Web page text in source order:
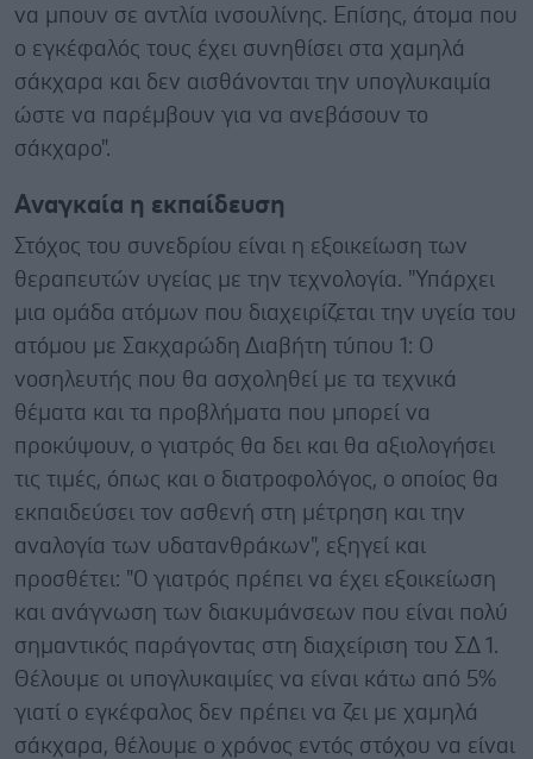
να μπουν σε αντλία ινσουλίνης. Επίσης, άτομα που
ο εγκέφαλός τους έχει συνηθίσει στα χαμηλά
σάκχαρα και δεν αισθάνονται την υπογλυκαιμία
ώστε να παρέμβουν για να ανεβάσουν το
σάκχαρο".
Αναγκαία η εκπαίδευση
Στόχος του συνεδρίου είναι η εξοικείωση των
θεραπευτών υγείας με την τεχνολογία. "Υπάρχει
μια ομάδα ατόμων που διαχειρίζεται την υγεία του
ατόμου με Σακχαρώδη Διαβήτη τύπου 1: Ο
νοσηλευτής που θα ασχοληθεί με τα τεχνικά
θέματα και τα προβλήματα που μπορεί να
προκύψουν, ο γιατρός θα δει και θα αξιολογήσει
τις τιμές, όπως και ο διατροφολόγος, ο οποίος θα
εκπαιδεύσει τον ασθενή στη μέτρηση και την
αναλογία των υδατανθράκων", εξηγεί και
προσθέτει: "Ο γιατρός πρέπει να έχει εξοικείωση
και ανάγνωση των διακυμάνσεων που είναι πολύ
σημαντικός παράγοντας στη διαχείριση του ΣΔ 1.
Θέλουμε οι υπογλυκαιμίες να είναι κάτω από 5%
γιατί ο εγκέφαλος δεν πρέπει να ζει με χαμηλά
σάκχαρα, θέλουμε o χρόνος εντός στόχου να είναι